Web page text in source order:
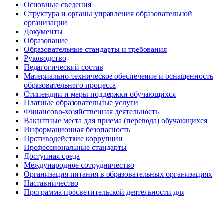
Основные сведения
Структура и органы управления образовательной
организации
Документы
Образование
Образовательные стандарты и требования
Руководство
Педагогический состав
Материально-техническое обеспечение и оснащенность
образовательного процесса
Стипендии и меры поддержки обучающихся
Платные образовательные услуги
Финансово-хозяйственная деятельность
Вакантные места для приема (перевода) обучающихся
Информационная безопасность
Противодействие коррупции
Профессиональные стандарты
Доступная среда
Международное сотрудничество
Организация питания в образовательных организациях
Наставничество
Программа просветительской деятельности для